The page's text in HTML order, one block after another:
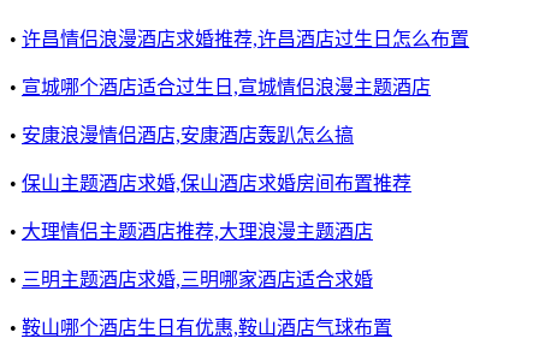
• 许昌情侣浪漫酒店求婚推荐,许昌酒店过生日怎么布置
• 宣城哪个酒店适合过生日,宣城情侣浪漫主题酒店
• 安康浪漫情侣酒店,安康酒店轰趴怎么搞
• 保山主题酒店求婚,保山酒店求婚房间布置推荐
• 大理情侣主题酒店推荐,大理浪漫主题酒店
• 三明主题酒店求婚,三明哪家酒店适合求婚
• 鞍山哪个酒店生日有优惠,鞍山酒店气球布置